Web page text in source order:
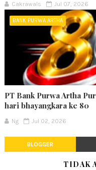
Cakrawals Jul 07, 2026
BANK PURWA ARTHA
PT Bank Purwa Artha
hari bhayangkara ke 80
Ng Jul 02, 2026
BLOGGER
TIDAK